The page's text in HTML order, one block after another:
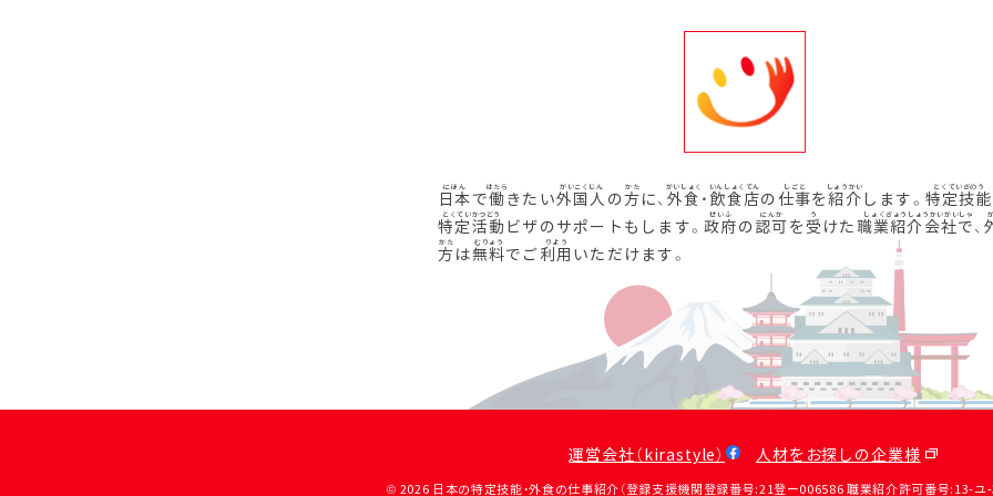
日本で働きたい外国人 の方に、 外食 ・ 飲食店の 仕事を紹介 します。 特定技能
特定活動 ビザのサポートもします。政府の 認可を受 けた 職業紹介会社で、
方は無料でご利用 いただけます。
運営会社（kirastyle） 人材をお探しの企業様
© 2026 日本の特定技能・外食の仕事紹介（登録支援機関登録番号:21登ー006586 職業紹介許可番号:13-